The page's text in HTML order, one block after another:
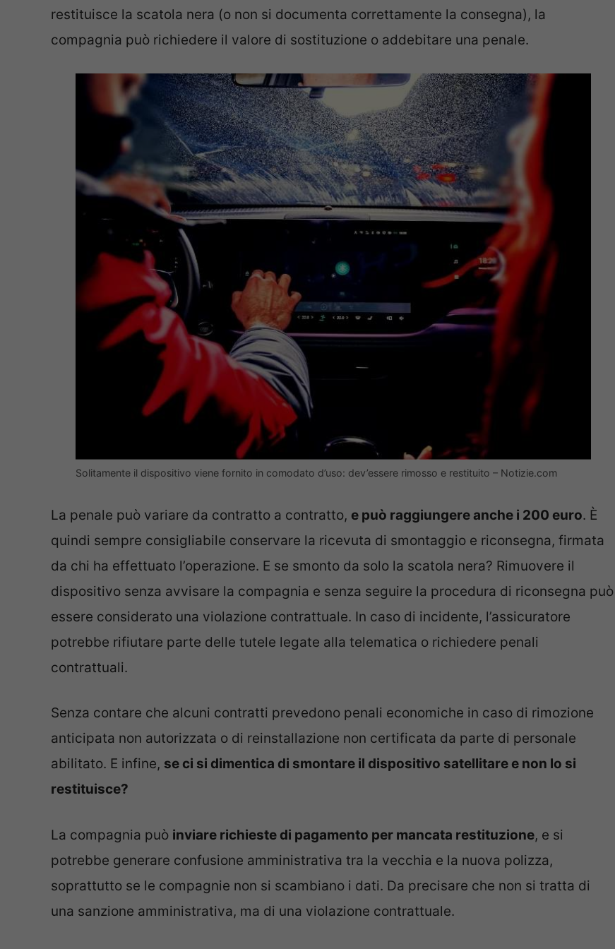
restituisce la scatola nera (o non si documenta correttamente la consegna), la
compagnia può richiedere il valore di sostituzione o addebitare una penale.
Solitamente il dispositivo viene fornito in comodato d’uso: dev’essere rimosso e restituito – Notizie.com
La penale può variare da contratto a contratto, e può raggiungere anche i 200 euro. È
quindi sempre consigliabile conservare la ricevuta di smontaggio e riconsegna, firmata
da chi ha effettuato l’operazione. E se smonto da solo la scatola nera? Rimuovere il
dispositivo senza avvisare la compagnia e senza seguire la procedura di riconsegna può
essere considerato una violazione contrattuale. In caso di incidente, l’assicuratore
potrebbe rifiutare parte delle tutele legate alla telematica o richiedere penali
contrattuali.
Senza contare che alcuni contratti prevedono penali economiche in caso di rimozione
anticipata non autorizzata o di reinstallazione non certificata da parte di personale
abilitato. E infine, se ci si dimentica di smontare il dispositivo satellitare e non lo si
restituisce?
La compagnia può inviare richieste di pagamento per mancata restituzione, e si
potrebbe generare confusione amministrativa tra la vecchia e la nuova polizza,
soprattutto se le compagnie non si scambiano i dati. Da precisare che non si tratta di
una sanzione amministrativa, ma di una violazione contrattuale.